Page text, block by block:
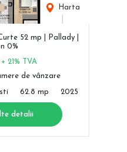
Harta
52 mp | Pallady |
0%
+ 21% TVA
de vânzare
62.8 mp 2025
detalii